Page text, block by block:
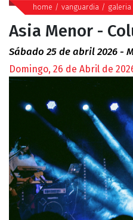
home / vanguardia/ galeria
Asia Menor -
Sábado 25 de abril 2026 -
Domingo, 26 de Abril de